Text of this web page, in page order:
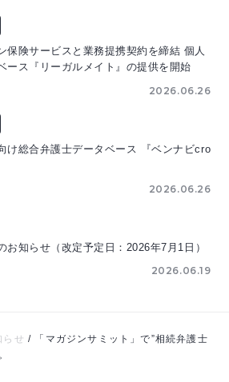
保険サービスと業務提携契約を締結 個人
ース『リーガルメイト』の提供を開始
2026.06.26
け総合弁護士データベース 『ベンナビcro
2026.06.26
お知らせ（改定予定日：2026年7月1日）
2026.06.19
らせ /
「マガジンサミット」で”相続弁護士